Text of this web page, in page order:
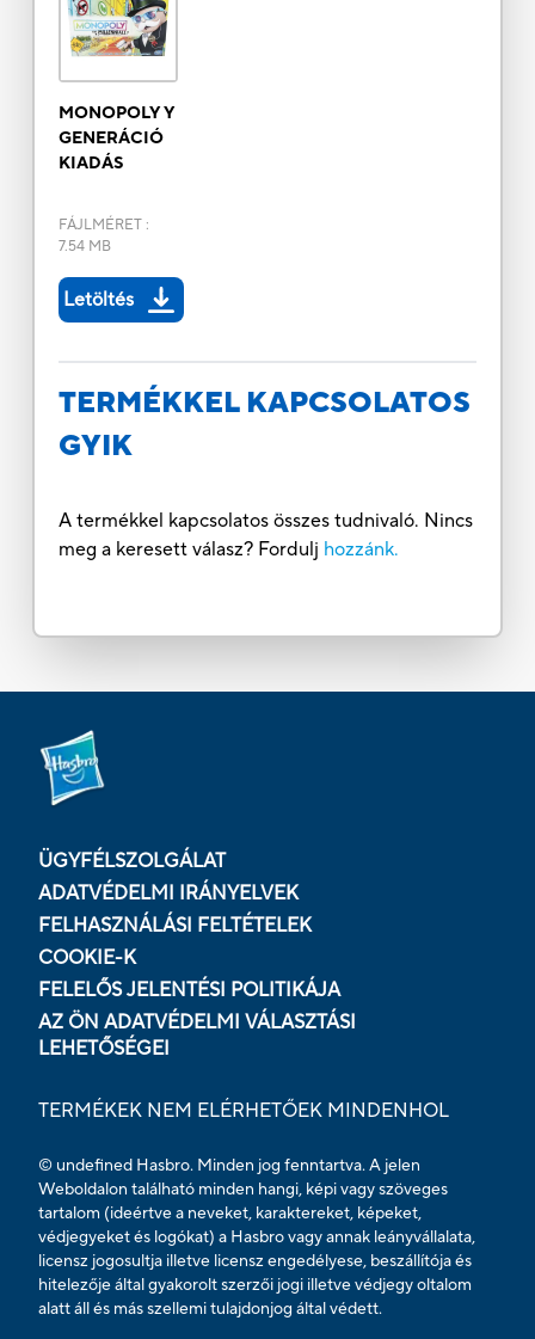
MONOPOLY Y
GENERÁCIÓ
KIADÁS
FÁJLMÉRET:
7.54 MB
Letöltés
TERMÉKKEL KAPCSOLATOS
GYIK
A termékkel kapcsolatos összes tudnivaló. Nincs
meg a keresett válasz? Fordulj hozzánk.
ÜGYFÉLSZOLGÁLAT
ADATVÉDELMI IRÁNYELVEK
FELHASZNÁLÁSI FELTÉTELEK
COOKIE-K
FELELŐS JELENTÉSI POLITIKÁJA
AZ ÖN ADATVÉDELMI VÁLASZTÁSI
LEHETŐSÉGEI
TERMÉKEK NEM ELÉRHETŐEK MINDENHOL
© undefined Hasbro. Minden jog fenntartva. A jelen
Weboldalon található minden hangi, képi vagy szöveges
tartalom (ideértve a neveket, karaktereket, képeket,
védjegyeket és logókat) a Hasbro vagy annak leányvállalata,
licensz jogosultja illetve licensz engedélyese, beszállítója és
hitelezője által gyakorolt szerzői jogi illetve védjegy oltalom
alatt áll és más szellemi tulajdonjog által védett.